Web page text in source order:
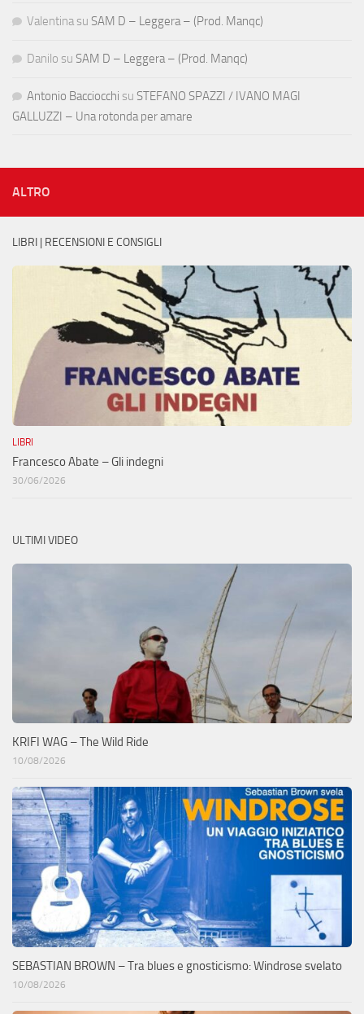
Valentina su SAM D – Leggera – (Prod. Manqc)
Danilo su SAM D – Leggera – (Prod. Manqc)
Antonio Bacciocchi su STEFANO SPAZZI / IVANO MAGI
GALLUZZI – Una rotonda per amare
ALTRO
LIBRI | RECENSIONI E CONSIGLI
LIBRI
Francesco Abate – Gli indegni
30/06/2026
ULTIMI VIDEO
KRIFI WAG – The Wild Ride
10/08/2026
SEBASTIAN BROWN – Tra blues e gnosticismo: Windrose svelato
10/08/2026